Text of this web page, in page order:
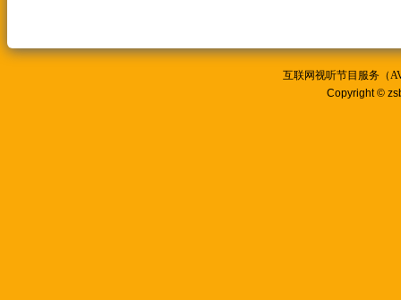
互联网视听节目服务（
Copyright ©